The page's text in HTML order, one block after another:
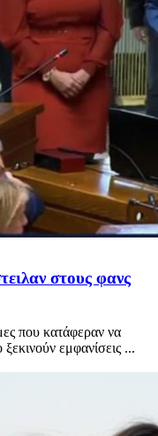
στους φανς
που κατάφεραν να
εμφανίσεις ...